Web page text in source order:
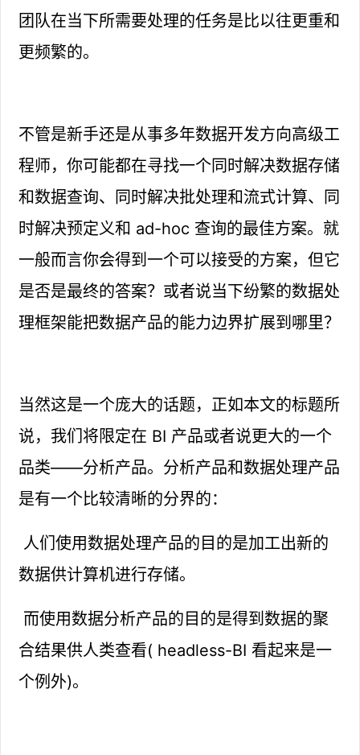
团队在当下所需要处理的任务是比以往更重和
更频繁的。
不管是新手还是从事多年数据开发方向高级工
程师，你可能都在寻找一个同时解决数据存储
和数据查询、同时解决批处理和流式计算、同
时解决预定义和 ad-hoc 查询的最佳方案。就
一般而言你会得到一个可以接受的方案，但它
是否是最终的答案？或者说当下纷繁的数据处
理框架能把数据产品的能力边界扩展到哪里？
当然这是一个庞大的话题，正如本文的标题所
说，我们将限定在 BI 产品或者说更大的一个
品类——分析产品。分析产品和数据处理产品
是有一个比较清晰的分界的：
人们使用数据处理产品的目的是加工出新的
数据供计算机进行存储。
而使用数据分析产品的目的是得到数据的聚
合结果供人类查看( headless-BI 看起来是一
个例外)。